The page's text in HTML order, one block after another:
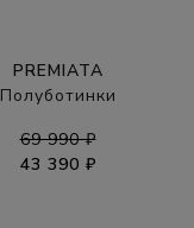
PREMIATA
Полуботинки
69 990 ₽
43 390 ₽